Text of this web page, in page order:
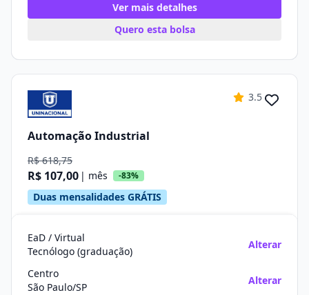
Ver mais detalhes
Quero esta bolsa
3.5
Automação Industrial
R$ 618,75
R$ 107,00 | mês -83%
Duas mensalidades GRÁTIS
EaD / Virtual
Tecnólogo (graduação)
Alterar
Centro
São Paulo/SP
Alterar